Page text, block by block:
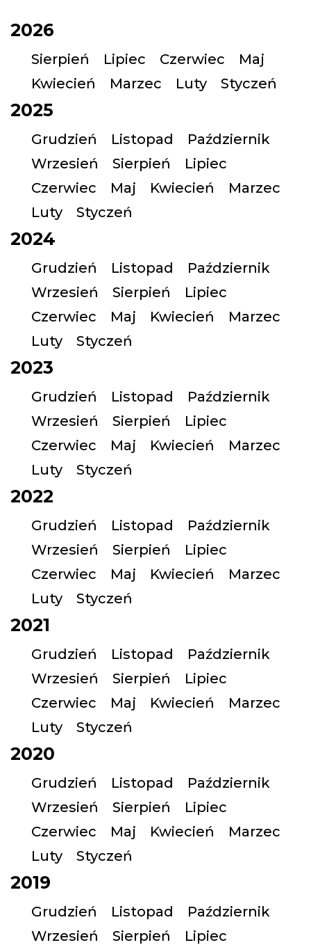
2026
Sierpień Lipiec Czerwiec
Maj
Kwiecień
Marzec Luty Styczeń
2025
Grudzień Listopad
Październik
Wrzesień
Sierpień
Lipiec
Czerwiec
Maj Kwiecień
Marzec
Luty
Styczeń
2024
Grudzień Listopad
Październik
Wrzesień
Sierpień
Lipiec
Czerwiec
Maj Kwiecień
Marzec
Luty
Styczeń
2023
Grudzień Listopad
Październik
Wrzesień
Sierpień
Lipiec
Czerwiec
Maj Kwiecień
Marzec
Luty
Styczeń
2022
Grudzień Listopad
Październik
Wrzesień
Sierpień
Lipiec
Czerwiec
Maj Kwiecień
Marzec
Luty
Styczeń
2021
Grudzień Listopad
Październik
Wrzesień
Sierpień
Lipiec
Czerwiec
Maj Kwiecień
Marzec
Luty
Styczeń
2020
Grudzień Listopad
Październik
Wrzesień
Sierpień
Lipiec
Czerwiec
Maj Kwiecień
Marzec
Luty
Styczeń
2019
Grudzień Listopad
Październik
Wrzesień
Sierpień
Lipiec